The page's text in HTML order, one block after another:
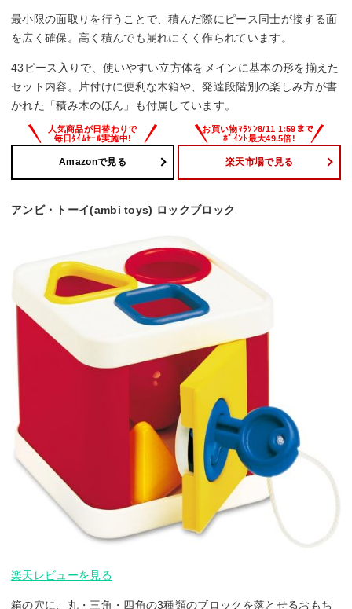
最小限の面取りを行うことで、積んだ際にピース同士が接する面
を広く確保。高く積んでも崩れにくく作られています。
43ピース入りで、使いやすい立方体をメインに基本の形を揃えた
セット内容。片付けに便利な木箱や、発達段階別の楽しみ方が書
かれた「積み木のほん」も付属しています。
Amazonで見る 楽天市場で見る
アンビ・トーイ(ambi toys) ロックブロック
楽天レビューを見る
箱の穴に、丸・三角・四角の3種類のブロックを落とせるおもち